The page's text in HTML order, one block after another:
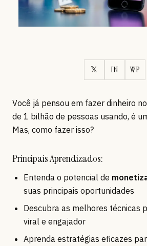
𝕏 IN WP
Você já pensou em fazer dinheiro no
de 1 bilhão de pessoas usando, é
Mas, como fazer isso?
Principais Aprendizados:
Entenda o potencial de
suas principais oportunidades
Descubra as melhores técnicas
viral e engajador
Aprenda estratégias eficazes